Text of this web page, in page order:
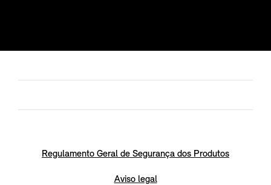
Regulamento Geral de Segurança dos Produtos
Aviso legal